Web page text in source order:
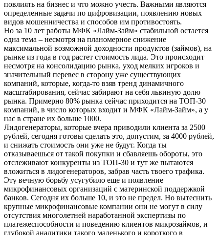
повлиять на бизнес и что можно учесть. Важными являются
определенные задачи по цифровизации, появлению новых
видов мошенничества и способов им противостоять.
Но за 10 лет работы МФК «Лайм-Займ» стабильной остается
одна тема – несмотря на планомерное снижение
максимальной возможной доходности продуктов (займов), на
рынке из года в год растет стоимость лида. Это происходит
несмотря на консолидацию рынка, уход мелких игроков и
значительный перевес в сторону уже существующих
компаний, которые, когда-то взяв тренд динамичного
масштабирования, сейчас забирают на себя львиную долю
рынка. Примерно 80% рынка сейчас приходится на ТОП-30
компаний, в число которых входит и МФК «Лайм-Займ», а у
нас в стране их больше 1000.
Лидогенераторы, которые вчера приводили клиента за 2500
рублей, сегодня готовы сделать это, допустим, за 4000 рублей,
и снижать стоимость они уже не будут. Когда ты
отказываешься от такой покупки и сбавляешь обороты, это
отслеживают конкуренты из ТОП-30 и тут же пытаются
вложиться в лидогенераторов, забрав часть твоего трафика.
Эту вечную борьбу усугубило еще и появление
микрофинансовых организаций с материнской поддержкой
банков. Сегодня их больше 10, и это не предел. Но вытеснить
крупные микрофинансовые компании они не могут в силу
отсутствия многолетней наработанной экспертизы по
платежеспособности и поведению клиентов микрозаймов, и
глубокой аналитики такого маленького и короткого в